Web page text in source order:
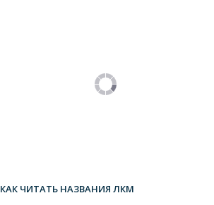
КАК ЧИТАТЬ НАЗВАНИЯ ЛКМ